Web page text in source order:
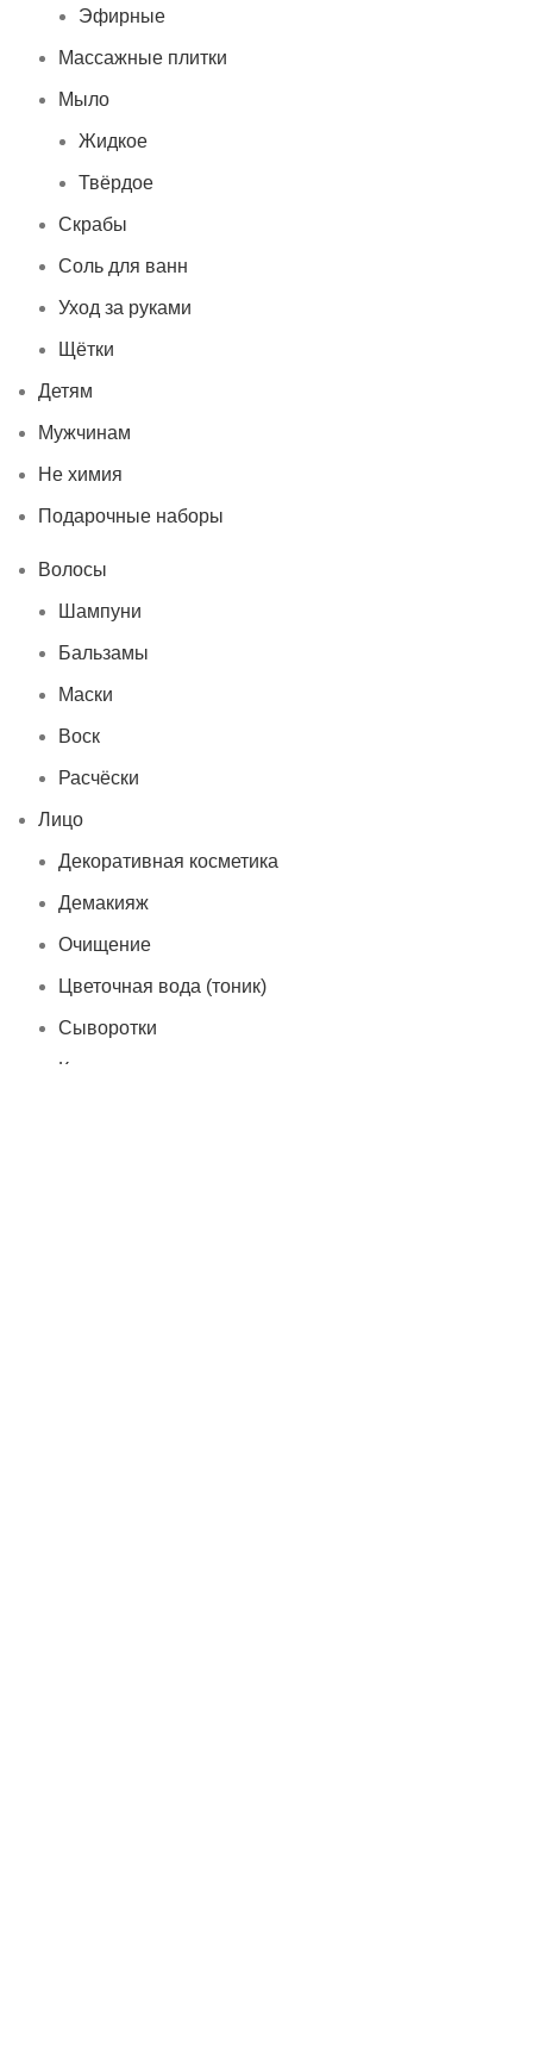
Эфирные
Массажные плитки
Мыло
Жидкое
Твёрдое
Скрабы
Соль для ванн
Уход за руками
Щётки
Детям
Мужчинам
Не химия
Подарочные наборы
Волосы
Шампуни
Бальзамы
Маски
Воск
Расчёски
Лицо
Декоративная косметика
Демакияж
Очищение
Цветочная вода (тоник)
Сыворотки
Крема